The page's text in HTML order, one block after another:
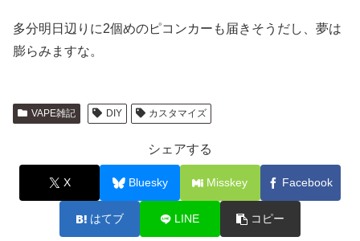
多分明日辺りに2個めのピコンカーも届きそうだし、夢は
膨らみますな。
VAPE雑記 DIY カスタマイズ
シェアする
X Bluesky Misskey Facebook
はてブ LINE コピー